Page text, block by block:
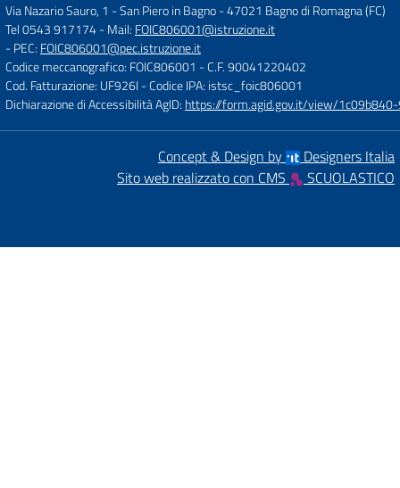
Via Nazario Sauro, 1 - San Piero in Bagno-47021 Bagno di Romagna (FC)
Tel 0543 917174- Mail: FOIC806001@istruzione.it
- PEC: FOIC806001@pec.istruzione.it
Codice meccanografico: FOIC806001 - C.F. 90041220402
Cod. Fatturazione: UF926I- Codice IPA: istsc_foic806001
Dichiarazione di Accessibilità AgID: https://form.agid.gov.it/view/
Concept & Design by
Designers Italia
Sito web realizzato con CMS
SCUOLASTICO